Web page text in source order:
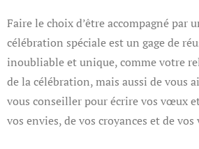
Faire le choix d’être accompagné par
célébration spéciale est un gage de
inoubliable et unique, comme votre
de la célébration, mais aussi de vous
vous conseiller pour écrire vos vœux
vos envies, de vos croyances et de vos